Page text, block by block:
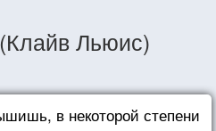
Льюис)
в некоторой степени